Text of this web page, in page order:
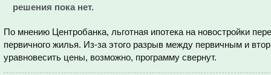
решения пока нет.
По мнению Центробанка, льготная ипотека на новостройки
первичного жилья. Из-за этого разрыв между первичным и
уравновесить цены, возможно, программу свернут.